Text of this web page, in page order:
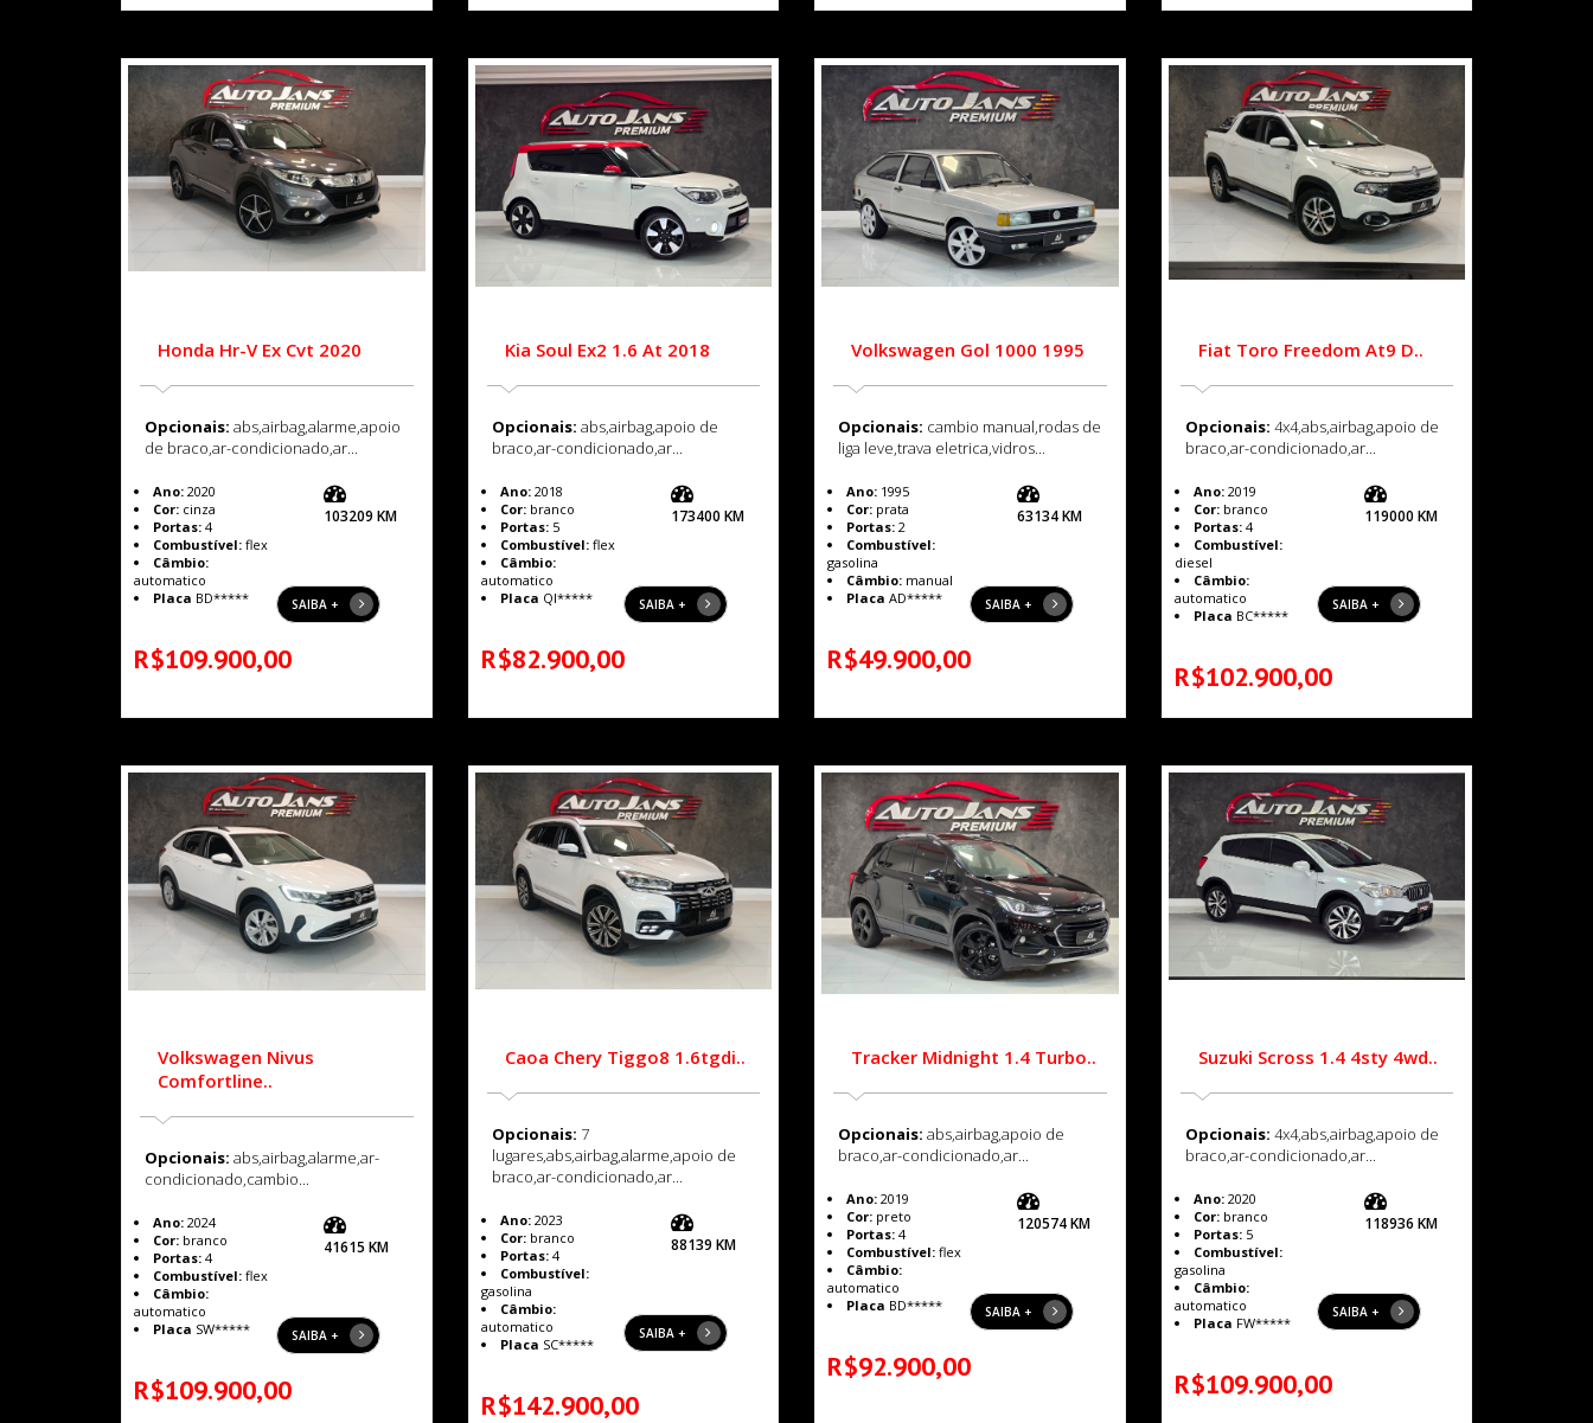
Honda Hr-V Ex Cvt 2020
Opcionais: abs,airbag,alarme,apoio
de braco,ar-condicionado,ar...
Ano: 2020
Cor: cinza
Portas: 4
Combustível: flex
Câmbio:
automatico
Placa BD*****
R$109.900,00
103209 KM
SAIBA +
Kia Soul Ex2 1.6 At 2018
Opcionais: abs,airbag,apoio de
braco,ar-condicionado,ar...
Ano:2018
Cor:branco
Portas:5
Combustível:flex
Câmbio:
automatico
Placa QI*****
R$82.900,00
173400 KM
SAIBA +
Volkswagen Gol 1000 1995
Opcionais: cambio manual,rodas de
liga leve,trava eletrica,vidros...
Ano: 1995
Cor: prata
Portas: 2
Combustível:
gasolina
Câmbio: manual
Placa AD*****
R$49.900,00
63134 KM
SAIBA +
Fiat Toro Freedom At9 D..
Opcionais: 4x4,abs,airbag,apoio de
braco,ar-condicionado,ar...
Ano:2019
Cor:branco
Portas:4
Combustível:
diesel
Câmbio:
automatico
Placa BC*****
R$102.900,00
119000 KM
SAIBA +
Volkswagen Nivus
Comfortline..
Opcionais: abs,airbag,alarme,ar-
condicionado,cambio...
Ano: 2024
Cor: branco
Portas: 4
Combustível: flex
Câmbio:
automatico
Placa SW*****
R$109.900,00
41615 KM
SAIBA +
Caoa Chery Tiggo8 1.6tgdi..
Opcionais: 7
lugares,abs,airbag,alarme,apoio de
braco,ar-condicionado,ar...
Ano:2023
Cor:branco
Portas:4
Combustível:
gasolina
Câmbio:
automatico
Placa SC*****
R$142.900,00
88139 KM
SAIBA +
Tracker Midnight 1.4 Turbo..
Opcionais: abs,airbag,apoio de
braco,ar-condicionado,ar...
Ano: 2019
Cor: preto
Portas: 4
Combustível: flex
Câmbio:
automatico
Placa BD*****
R$92.900,00
120574 KM
SAIBA +
Suzuki Scross 1.4 4sty 4wd..
Opcionais: 4x4,abs,airbag,apoio de
braco,ar-condicionado,ar...
Ano:2020
Cor:branco
Portas:5
Combustível:
gasolina
Câmbio:
automatico
Placa FW*****
R$109.900,00
118936 KM
SAIBA +